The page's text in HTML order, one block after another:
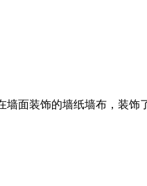
面装饰的墙纸墙布，装饰